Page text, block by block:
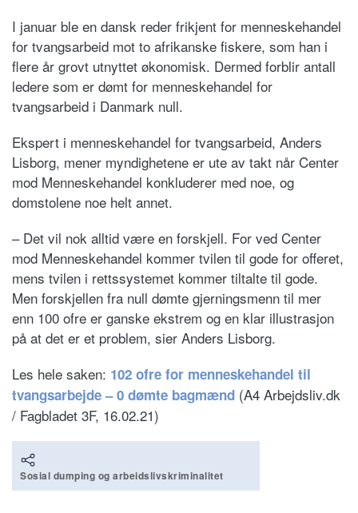
I januar ble en dansk reder frikjent for menneskehandel
for tvangsarbeid mot to afrikanske fiskere, som han i
flere år grovt utnyttet økonomisk. Dermed forblir antall
ledere som er dømt for menneskehandel for
tvangsarbeid i Danmark null.
Ekspert i menneskehandel for tvangsarbeid, Anders
Lisborg, mener myndighetene er ute av takt når Center
mod Menneskehandel konkluderer med noe, og
domstolene noe helt annet.
– Det vil nok alltid være en forskjell. For ved Center
mod Menneskehandel kommer tvilen til gode for offeret,
mens tvilen i rettssystemet kommer tiltalte til gode.
Men forskjellen fra null dømte gjerningsmenn til mer
enn 100 ofre er ganske ekstrem og en klar illustrasjon
på at det er et problem, sier Anders Lisborg.
Les hele saken: 102 ofre for menneskehandel til
tvangsarbejde – 0 dømte bagmænd (A4 Arbejdsliv.dk
/ Fagbladet 3F, 16.02.21)
Sosial dumping og arbeidslivskriminalitet